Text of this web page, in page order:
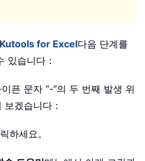
Kutools for Excel다음 단계를
있습니다：
픈 문자 “-”의 두 번째 발생 위
겠습니다：
하세요。